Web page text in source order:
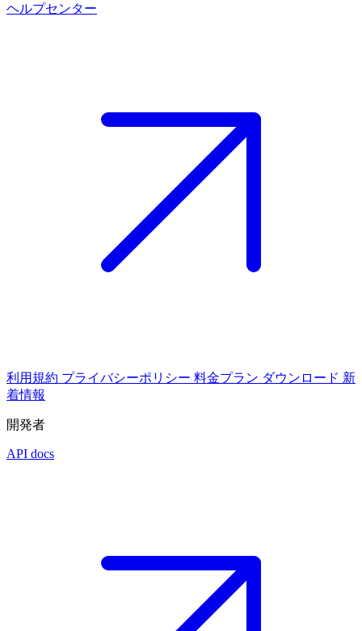
ヘルプセンター
利用規約 プライバシーポリシー 料金プラン ダウンロード 新
着情報
開発者
API docs